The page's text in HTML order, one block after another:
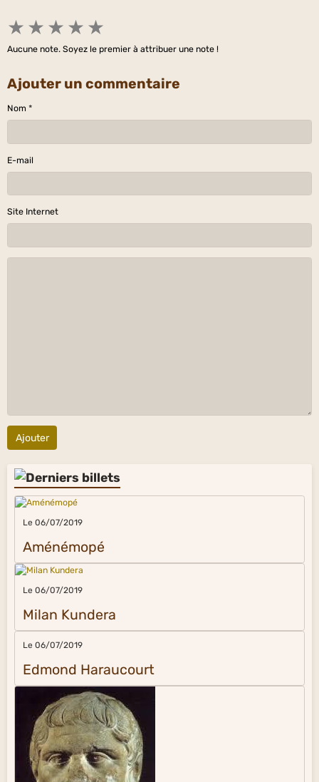
★ ★ ★ ★ ★
Aucune note. Soyez le premier à attribuer une note !
Ajouter un commentaire
Nom
E-mail
Site Internet
Ajouter
Le 06/07/2019
Aménémopé
Le 06/07/2019
Milan Kundera
Le 06/07/2019
Edmond Haraucourt